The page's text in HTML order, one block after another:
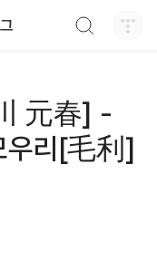
元春] -
우리[毛利]